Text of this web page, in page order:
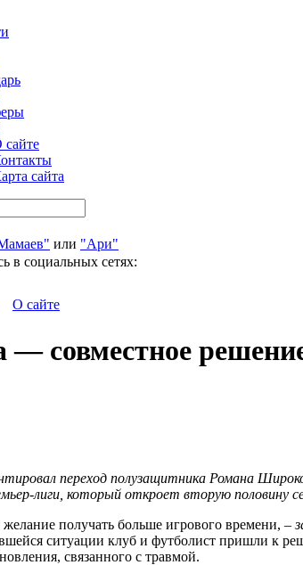
сайте
сайта
или "Ари"
в социальных сетях:
О сайте
совместное
переход полузащитника Романа
лиги, который откроет вторую половину
получать больше игрового времени, –
ситуации клуб и футболист пришли к
связанного с травмой.